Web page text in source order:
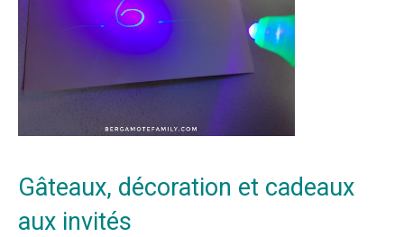
Gâteaux, décoration et cadeaux
aux invités